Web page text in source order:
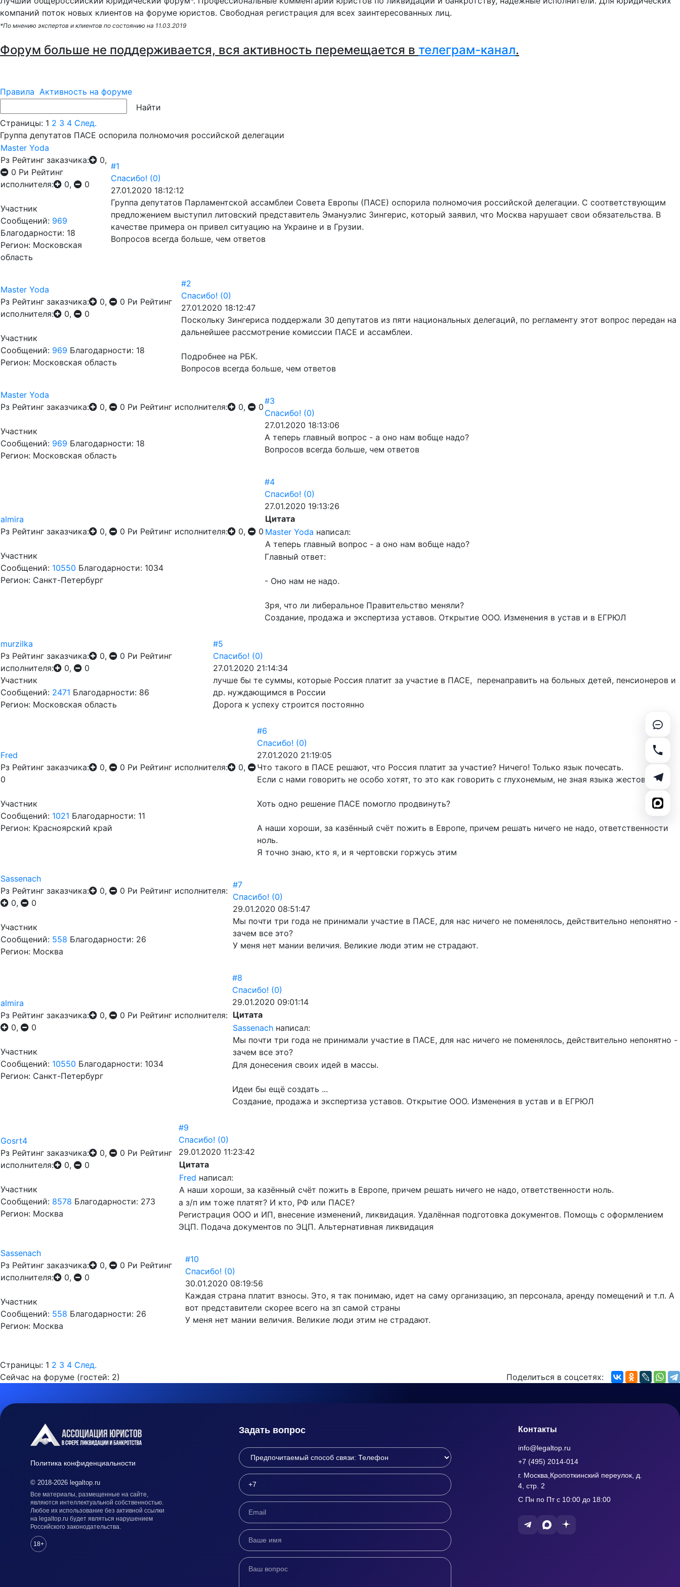
компаний поток новых клиентов на форуме юристов. Свободная регистрация для всех заинтересованных лиц.
*По мнению экспертов и клиентов по состоянию на 11.03.2019
Форум больше не поддерживается, вся активность перемещается в телеграм-канал.
Правила Активность на форуме
Страницы: 1 2 3 4 След.
Группа депутатов ПАСЕ оспорила полномочия российской делегации
Master Yoda
Рз Рейтинг заказчика:
0,
0 Ри Рейтинг
исполнителя:
0, 0
Участник
Сообщений: 969
Благодарности: 18
Регион: Московская
область
#1
Спасибо! (0)
27.01.2020 18:12:12
Группа депутатов Парламентской ассамблеи Совета Европы (ПАСЕ) оспорила полномочия российской делегации. С соответствующим
предложением выступил литовский представитель Эмануэлис Зингерис, который заявил, что Москва нарушает свои обязательства. В
качестве примера он привел ситуацию на Украине и в Грузии.
Вопросов всегда больше, чем ответов
Master Yoda
Рз Рейтинг заказчика: 0, 0 Ри Рейтинг
исполнителя:
0, 0
Участник
Сообщений: 969 Благодарности: 18
Регион: Московская область
#2
Спасибо! (0)
27.01.2020 18:12:47
Поскольку Зингериса поддержали 30 депутатов из пяти национальных делегаций, по регламенту этот вопрос передан на
дальнейшее рассмотрение комиссии ПАСЕ и ассамблеи.
Подробнее на РБК.
Вопросов всегда больше, чем ответов
Master Yoda
Рз Рейтинг заказчика: 0, 0 Ри Рейтинг исполнителя: 0, 0
Участник
Сообщений: 969 Благодарности: 18
Регион: Московская область
#3
Спасибо! (0)
27.01.2020 18:13:06
А теперь главный вопрос - а оно нам вобще надо?
Вопросов всегда больше, чем ответов
almira
Рз Рейтинг заказчика: 0, 0 Ри Рейтинг исполнителя: 0, 0
Участник
Сообщений: 10550 Благодарности: 1034
Регион: Санкт-Петербург
#4
Спасибо! (0)
27.01.2020 19:13:26
Цитата
Master Yoda написал:
А теперь главный вопрос - а оно нам вобще надо?
Главный ответ:
- Оно нам не надо.
Зря, что ли либеральное Правительство меняли?
Создание, продажа и экспертиза уставов. Открытие ООО. Изменения в устав и в ЕГРЮЛ
murzilka
Рз Рейтинг заказчика: 0, 0 Ри Рейтинг
исполнителя:
0,
0
Участник
Сообщений: 2471 Благодарности: 86
Регион: Московская область
#5
Спасибо! (0)
27.01.2020 21:14:34
лучше бы те суммы, которые Россия платит за участие в ПАСЕ, перенаправить на больных детей, пенсионеров и
др. нуждающимся в России
Дорога к успеху строится постоянно
Fred
Рз Рейтинг заказчика: 0, 0 Ри Рейтинг исполнителя:
0,
0
Участник
Сообщений: 1021 Благодарности: 11
Регион: Красноярский край
#6
Спасибо! (0)
27.01.2020 21:19:05
Что такого в ПАСЕ решают, что Россия платит за участие? Ничего! Только язык почесать.
Если с нами говорить не особо хотят, то это как говорить с глухонемым, не зная языка жестов.
Хоть одно решение ПАСЕ помогло продвинуть?
А наши хороши, за казённый счёт пожить в Европе, причем решать ничего не надо, ответственности
ноль.
Я точно знаю, кто я, и я чертовски горжусь этим
Sassenach
Рз Рейтинг заказчика: 0, 0 Ри Рейтинг исполнителя:
0,
0
Участник
Сообщений: 558 Благодарности: 26
Регион: Москва
#7
Спасибо! (0)
29.01.2020 08:51:47
Мы почти три года не принимали участие в ПАСЕ, для нас ничего не поменялось, действительно непонятно -
зачем все это?
У меня нет мании величия. Великие люди этим не страдают.
almira
Рз Рейтинг заказчика: 0, 0 Ри Рейтинг исполнителя:
0,
0
Участник
Сообщений: 10550 Благодарности: 1034
Регион: Санкт-Петербург
#8
Спасибо! (0)
29.01.2020 09:01:14
Цитата
Sassenach написал:
Мы почти три года не принимали участие в ПАСЕ, для нас ничего не поменялось, действительно непонятно -
зачем все это?
Для донесения своих идей в массы.
Идеи бы ещё создать ...
Создание, продажа и экспертиза уставов. Открытие ООО. Изменения в устав и в ЕГРЮЛ
Gosrt4
Рз Рейтинг заказчика: 0, 0 Ри Рейтинг
исполнителя:
0, 0
Участник
Сообщений: 8578 Благодарности: 273
Регион: Москва
#9
Спасибо! (0)
29.01.2020 11:23:42
Цитата
Fred написал:
А наши хороши, за казённый счёт пожить в Европе, причем решать ничего не надо, ответственности ноль.
а з/п им тоже платят? И кто, РФ или ПАСЕ?
Регистрация ООО и ИП, внесение изменений, ликвидация. Удалённая подготовка документов. Помощь с оформлением
ЭЦП. Подача документов по ЭЦП. Альтернативная ликвидация
Sassenach
Рз Рейтинг заказчика: 0, 0 Ри Рейтинг
исполнителя:
0, 0
Участник
Сообщений: 558 Благодарности: 26
Регион: Москва
#10
Спасибо! (0)
30.01.2020 08:19:56
Каждая страна платит взносы. Это, я так понимаю, идет на саму организацию, зп персонала, аренду помещений и т.п. А
вот представители скорее всего на зп самой страны
У меня нет мании величия. Великие люди этим не страдают.
Страницы: 1 2 3 4 След.
Сейчас на форуме (гостей: 2) Поделиться в соцсетях:
Политика конфиденциальности
© 2018-2026 legaltop.ru
Все материалы, размещенные на сайте,
являются интеллектуальной собственностью.
Любое их использование без активной ссылки
на legaltop.ru будет являться нарушением
Российского законодательства.
18+
Задать вопрос Контакты
info@legaltop.ru
+7 (495) 2014-014
г. Москва,Кропоткинский переулок, д.
4, стр. 2
С Пн по Пт с 10:00 до 18:00